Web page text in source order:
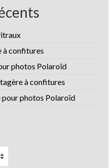
à confitures
photos Polaroïd
à confitures
pour photos Polaroïd